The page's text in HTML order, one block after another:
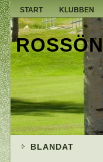
START KLUBBEN
BLANDAT